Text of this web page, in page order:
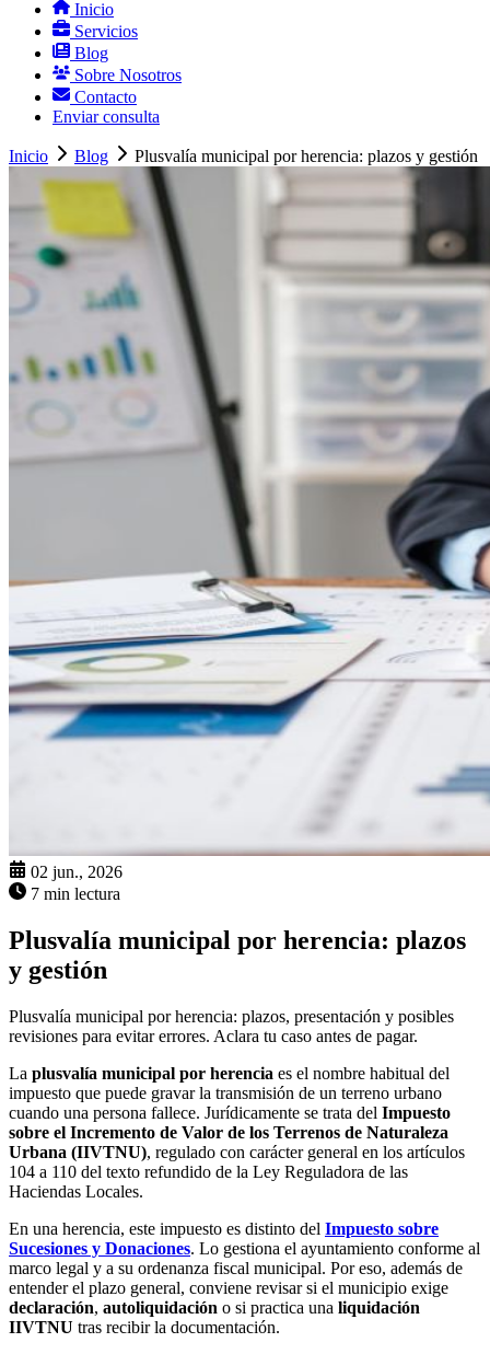
Inicio
Servicios
Blog
Sobre Nosotros
Contacto
Enviar consulta
Inicio Blog Plusvalía municipal por herencia: plazos y gestión
02 jun., 2026
7 min lectura
Plusvalía municipal por herencia: plazos
y gestión
Plusvalía municipal por herencia: plazos, presentación y posibles
revisiones para evitar errores. Aclara tu caso antes de pagar.
La plusvalía municipal por herencia es el nombre habitual del
impuesto que puede gravar la transmisión de un terreno urbano
cuando una persona fallece. Jurídicamente se trata del Impuesto
sobre el Incremento de Valor de los Terrenos de Naturaleza
Urbana (IIVTNU), regulado con carácter general en los artículos
104 a 110 del texto refundido de la Ley Reguladora de las
Haciendas Locales.
En una herencia, este impuesto es distinto del Impuesto sobre
Sucesiones y Donaciones. Lo gestiona el ayuntamiento conforme al
marco legal y a su ordenanza fiscal municipal. Por eso, además de
entender el plazo general, conviene revisar si el municipio exige
declaración, autoliquidación o si practica una liquidación
IIVTNU tras recibir la documentación.